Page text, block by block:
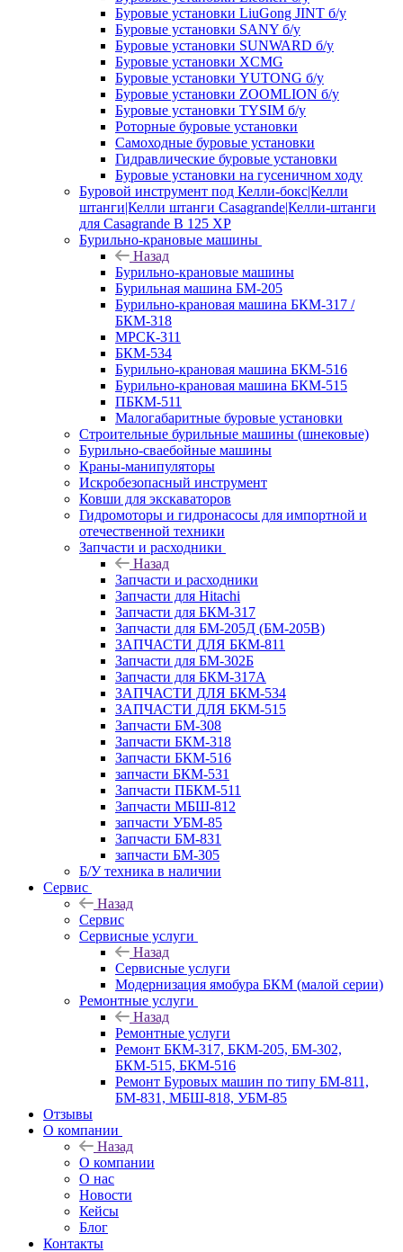
Буровые установки LiuGong JINT б/у
Буровые установки SANY б/у
Буровые установки SUNWARD б/у
Буровые установки XCMG
Буровые установки YUTONG б/у
Буровые установки ZOOMLION б/у
Буровые установки TYSIM б/у
Роторные буровые установки
Самоходные буровые установки
Гидравлические буровые установки
Буровые установки на гусеничном ходу
Буровой инструмент под Келли-бокс|Келли
штанги|Келли штанги Casagrande|Келли-штанги
для Casagrande B 125 XP
Бурильно-крановые машины
Назад
Бурильно-крановые машины
Бурильная машина БМ-205
Бурильно-крановая машина БКМ-317 /
БКМ-318
МРСК-311
БКМ-534
Бурильно-крановая машина БКМ-516
Бурильно-крановая машина БКМ-515
ПБКМ-511
Малогабаритные буровые установки
Строительные бурильные машины (шнековые)
Бурильно-сваебойные машины
Краны-манипуляторы
Искробезопасный инструмент
Ковши для экскаваторов
Гидромоторы и гидронасосы для импортной и
отечественной техники
Запчасти и расходники
Назад
Запчасти и расходники
Запчасти для Hitachi
Запчасти для БКМ-317
Запчасти для БМ-205Д (БМ-205В)
ЗАПЧАСТИ ДЛЯ БКМ-811
Запчасти для БМ-302Б
Запчасти для БКМ-317А
ЗАПЧАСТИ ДЛЯ БКМ-534
ЗАПЧАСТИ ДЛЯ БКМ-515
Запчасти БМ-308
Запчасти БКМ-318
Запчасти БКМ-516
запчасти БКМ-531
Запчасти ПБКМ-511
Запчасти МБШ-812
запчасти УБМ-85
Запчасти БМ-831
запчасти БМ-305
Б/У техника в наличии
Сервис
Назад
Сервис
Сервисные услуги
Назад
Сервисные услуги
Модернизация ямобура БКМ (малой серии)
Ремонтные услуги
Назад
Ремонтные услуги
Ремонт БКМ-317, БКМ-205, БМ-302,
БКМ-515, БКМ-516
Ремонт Буровых машин по типу БМ-811,
БМ-831, МБШ-818, УБМ-85
Отзывы
О компании
Назад
О компании
О нас
Новости
Кейсы
Блог
Контакты